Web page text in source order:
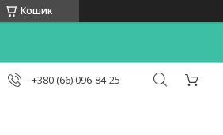
Кошик
+380 (66) 096-84-25